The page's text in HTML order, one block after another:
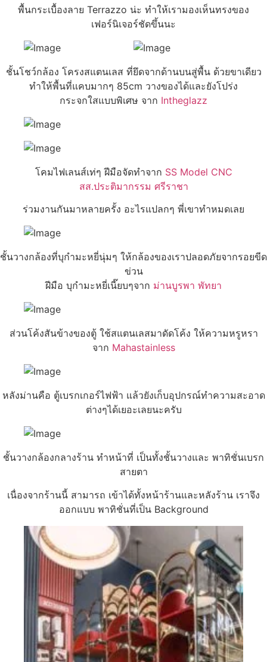
พื้นกระเบื้องลาย Terrazzo น่ะ ทำให้เรามองเห็นทรงของ
เฟอร์นิเจอร์ชัดขึ้นนะ
ชั้นโชว์กล้อง โครงสแตนเลส ที่ยึดจากด้านบนสู่พื้น ด้วยขาเดียว
ทำให้พื้นที่แคบมากๆ 85cm วางของได้และยังโปร่ง
กระจกใสแบบพิเศษ จาก Intheglazz
โคมไฟเลนส์เท่ๆ ฝีมือจัดทำจาก SS Model CNC
สส.ประติมากรรม ศรีราชา
ร่วมงานกันมาหลายครั้ง อะไรแปลกๆ พี่เขาทำหมดเลย
ชั้นวางกล้องที่บุกํามะหยี่นุ่มๆ ให้กล้องของเราปลอดภัยจากรอยขีด
ข่วน
ฝีมือ บุกำมะหยี่เนี๊ยบๆจาก ม่านบูรพา พัทยา
ส่วนโค้งสันข้างของตู้ ใช้สแตนเลสมาดัดโค้ง ให้ความหรูหรา
จาก Mahastainless
หลังม่านคือ ตู้เบรกเกอร์ไฟฟ้า แล้วยังเก็บอุปกรณ์ทำความสะอาด
ต่างๆได้เยอะเลยนะครับ
ชั้นวางกล้องกลางร้าน ทำหน้าที่ เป็นทั้งชั้นวางและ พาทิชั่นเบรก
สายตา
เนื่องจากร้านนี้ สามารถ เข้าได้ทั้งหน้าร้านและหลังร้าน เราจึง
ออกแบบ พาทิชั่นที่เป็น Background